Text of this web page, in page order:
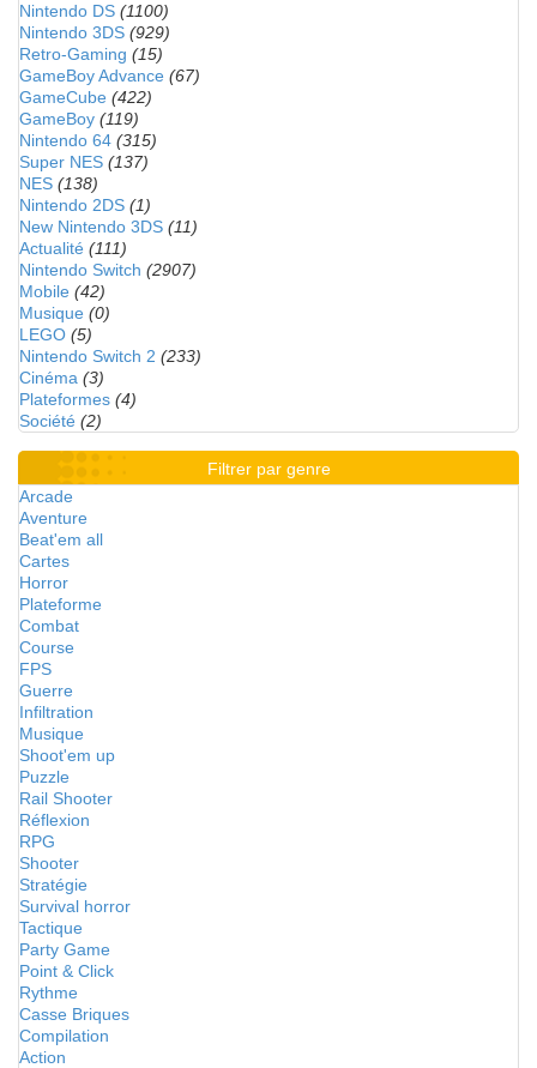
Nintendo DS (1100)
Nintendo 3DS (929)
Retro-Gaming (15)
GameBoy Advance (67)
GameCube (422)
GameBoy (119)
Nintendo 64 (315)
Super NES (137)
NES (138)
Nintendo 2DS (1)
New Nintendo 3DS (11)
Actualité (111)
Nintendo Switch (2907)
Mobile (42)
Musique (0)
LEGO (5)
Nintendo Switch 2 (233)
Cinéma (3)
Plateformes (4)
Société (2)
Filtrer par genre
Arcade
Aventure
Beat'em all
Cartes
Horror
Plateforme
Combat
Course
FPS
Guerre
Infiltration
Musique
Shoot'em up
Puzzle
Rail Shooter
Réflexion
RPG
Shooter
Stratégie
Survival horror
Tactique
Party Game
Point & Click
Rythme
Casse Briques
Compilation
Action